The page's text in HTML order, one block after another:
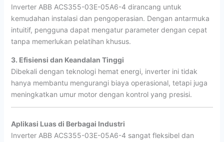
Inverter ABB ACS355-03E-05A6-4 dirancang untuk
kemudahan instalasi dan pengoperasian. Dengan antarmuka
intuitif, pengguna dapat mengatur parameter dengan cepat
tanpa memerlukan pelatihan khusus.
3. Efisiensi dan Keandalan Tinggi
Dibekali dengan teknologi hemat energi, inverter ini tidak
hanya membantu mengurangi biaya operasional, tetapi juga
meningkatkan umur motor dengan kontrol yang presisi.
Aplikasi Luas di Berbagai Industri
Inverter ABB ACS355-03E-05A6-4 sangat fleksibel dan